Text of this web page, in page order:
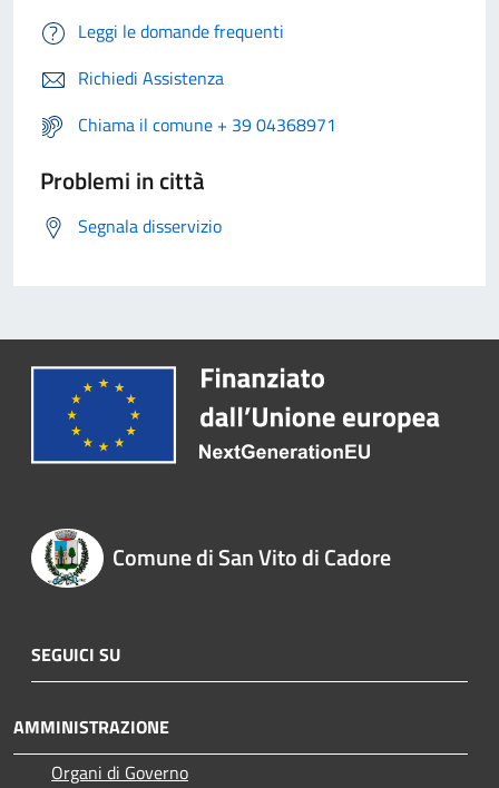
Leggi le domande frequenti
Richiedi Assistenza
Chiama il comune + 39 04368971
Problemi in città
Segnala disservizio
Comune di San Vito di Cadore
SEGUICI SU
AMMINISTRAZIONE
Organi di Governo